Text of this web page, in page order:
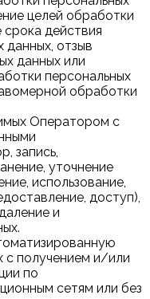
целей обработки
срока действия
данных, отзыв
данных или
персональных
обработки
Оператором с
запись,
уточнение
использование,
доступ),
и
с получением и/или
по
сетям или без